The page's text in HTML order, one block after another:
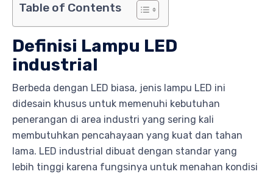
Table of Contents
Definisi Lampu LED
industrial
Berbeda dengan LED biasa, jenis lampu LED ini
didesain khusus untuk memenuhi kebutuhan
penerangan di area industri yang sering kali
membutuhkan pencahayaan yang kuat dan tahan
lama. LED industrial dibuat dengan standar yang
lebih tinggi karena fungsinya untuk menahan kondisi